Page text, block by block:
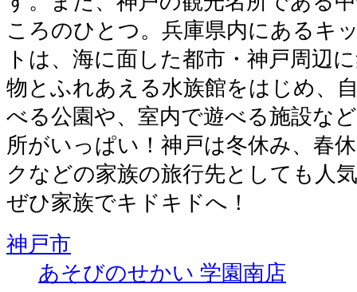
ころのひとつ。兵庫県内にあるキ
トは、海に面した都市・神戸周辺
物とふれあえる水族館をはじめ、
べる公園や、室内で遊べる施設な
所がいっぱい！神戸は冬休み、春
クなどの家族の旅行先としても人
ぜひ家族でキドキドへ！
神戸市
あそびのせかい 学園南店